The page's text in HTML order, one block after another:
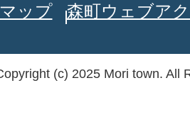
ップ 森町ウェブア
(c) 2025 Mori town. All